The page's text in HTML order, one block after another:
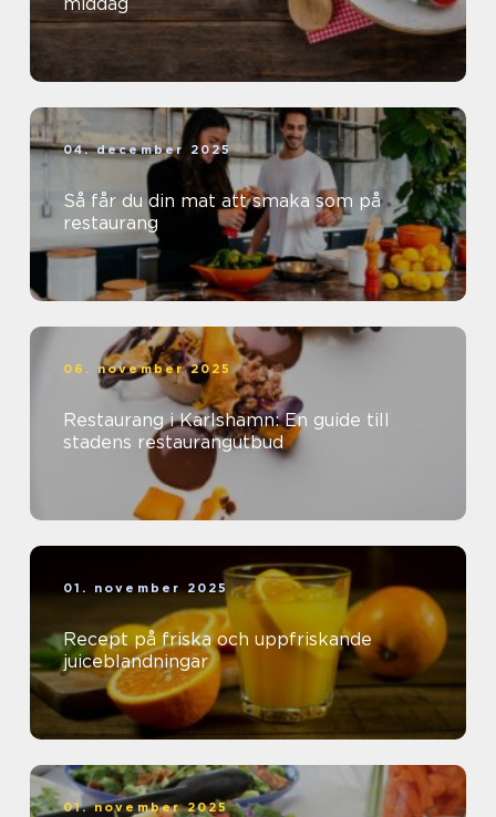
04. december 2025
Så får du din mat att smaka som på
restaurang
06. november 2025
Restaurang i Karlshamn: En guide till
stadens restaurangutbud
01. november 2025
Recept på friska och uppfriskande
juiceblandningar
01. november 2025